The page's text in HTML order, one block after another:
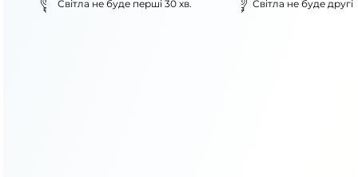
Світла не буде перші 30 хв. Світла не буде другі